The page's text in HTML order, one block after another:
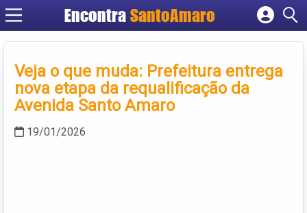
Encontra SantoAmaro
Cadastrar empresa
Criar conta
Veja o que muda: Prefeitura entrega
nova etapa da requalificação da
Avenida Santo Amaro
19/01/2026